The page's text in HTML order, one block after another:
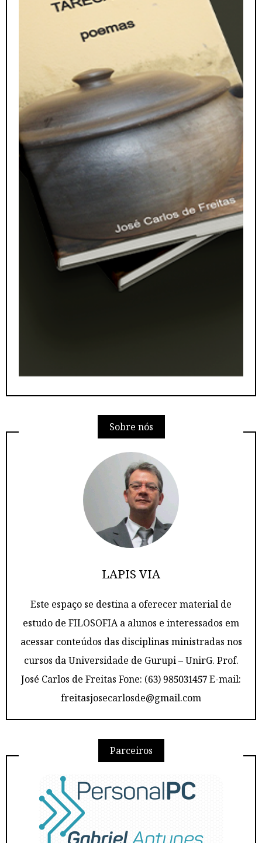
Sobre nós
LAPIS VIA
Este espaço se destina a oferecer material de
estudo de FILOSOFIA a alunos e interessados em
acessar conteúdos das disciplinas ministradas nos
cursos da Universidade de Gurupi – UnirG. Prof.
José Carlos de Freitas Fone: (63) 985031457 E-mail:
freitasjosecarlosde@gmail.com
Parceiros